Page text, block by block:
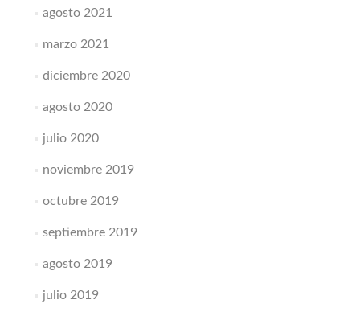
agosto 2021
marzo 2021
diciembre 2020
agosto 2020
julio 2020
noviembre 2019
octubre 2019
septiembre 2019
agosto 2019
julio 2019